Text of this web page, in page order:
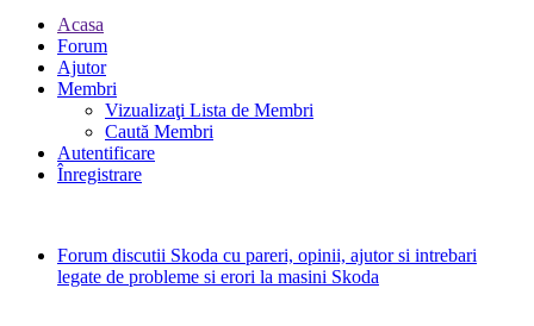
Acasa
Forum
Ajutor
Membri
Vizualizaţi Lista de Membri
Caută Membri
Autentificare
Înregistrare
Forum discutii Skoda cu pareri, opinii, ajutor si intrebari
legate de probleme si erori la masini Skoda